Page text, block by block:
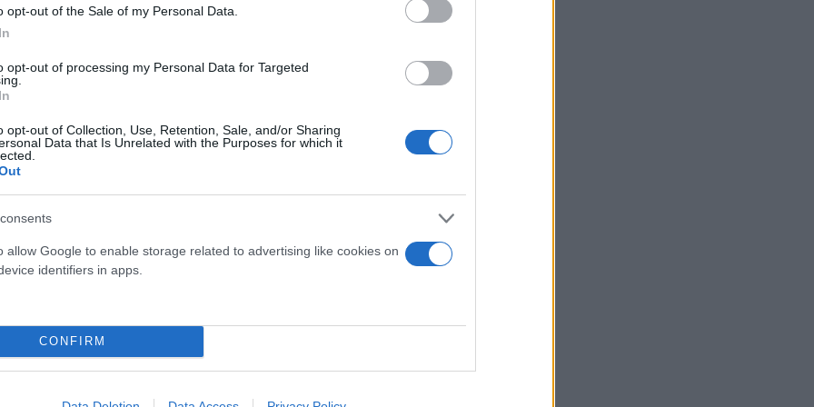
opt-out of the Sale of my Personal Data.
opt-out of processing my Personal Data for Targeted
opt-out of Collection, Use, Retention, Sale, and/or Sharing
Data that Is Unrelated with the Purposes for which it
allow Google to enable storage related to advertising like cookies on
identifiers in apps.
CONFIRM
διαπραγματεύονται το μέγεθος της χρηματοδότησης με
πιο γρήγορα», ανέφερε χαρακτηριστικά.
σημείωσε ότι παρότι το καλοκαίρι καταγράφηκαν
σε μια φάση που έχει αρχίσει η αποκλιμάκωση.
του ΕΟΔΥ ήμασταν στις 399 εισαγωγές την ημέρα, αυτή
μια βραδεία μεν, αλλά σαφής αποκλιμάκωση. Και το